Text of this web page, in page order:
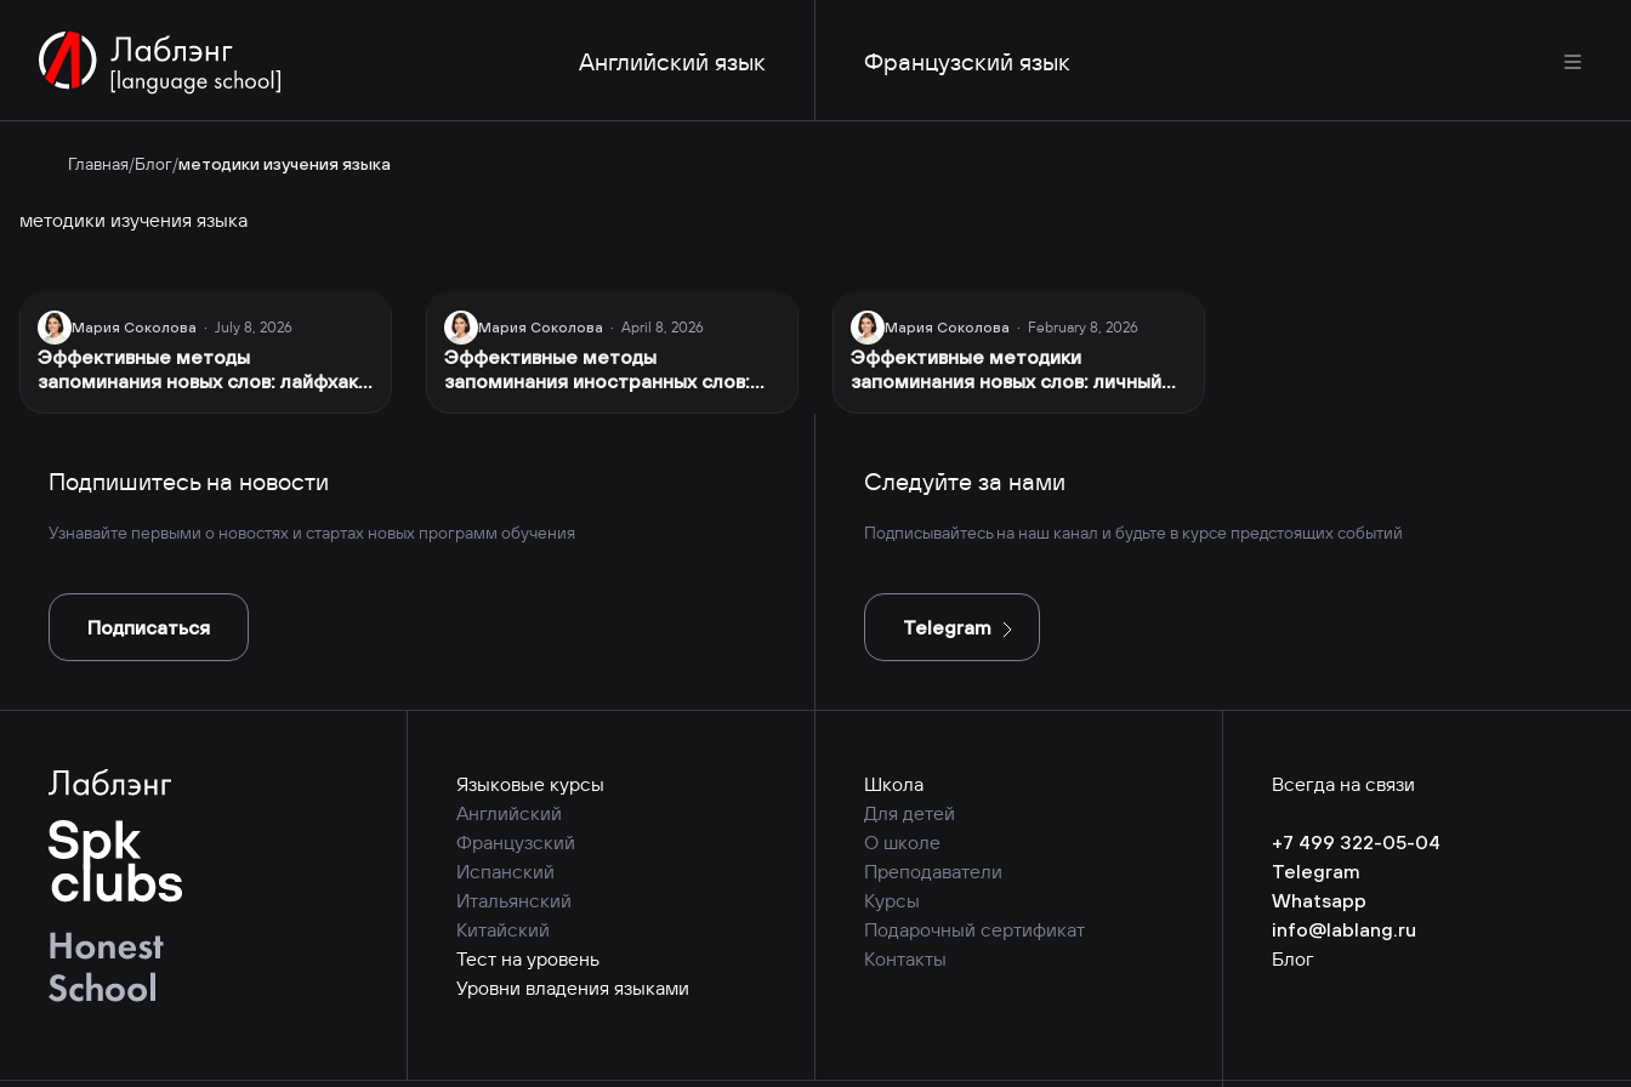
Английский язык Французский язык
Главная/Блог/методики изучения языка
методики изучения языка
Мария Соколова · July 8, 2026
Эффективные методы
запоминания новых слов: лайфхаки
Мария Соколова · April 8, 2026
Эффективные методы
запоминания иностранных слов:
Мария Соколова · February 8, 2026
Эффективные методики
запоминания новых слов: личный
Подпишитесь на новости
Узнавайте первыми о новостях и стартах новых программ обучения
Подписаться
Следуйте за нами
Подписывайтесь на наш канал и будьте в курсе предстоящих событий
Telegram
Языковые курсы
Английский
Французский
Испанский
Итальянский
Китайский
Тест на уровень
Уровни владения языками
Школа
Для детей
О школе
Преподаватели
Курсы
Подарочный сертификат
Контакты
Всегда на связи
+7 499 322-05-04
Telegram
Whatsapp
info@lablang.ru
Блог